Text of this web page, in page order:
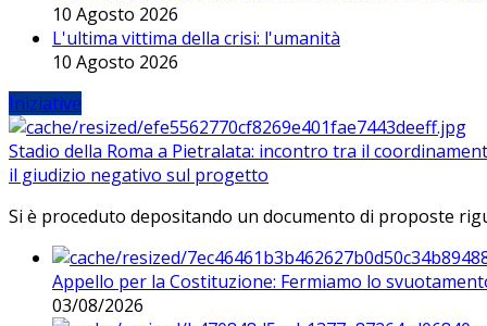
10 Agosto 2026
L'ultima vittima della crisi: l'umanità
10 Agosto 2026
Iniziative
Stadio della Roma a Pietralata: incontro tra il
il giudizio negativo sul progetto
Si è proceduto depositando un documento di proposte
Appello per la Costituzione: Fermiamo lo
03/08/2026